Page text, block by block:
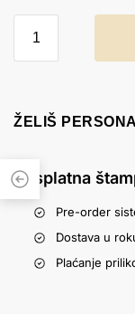
ŽELIŠ
Besplatna
Pre-order
Dostava u
Plaćanje